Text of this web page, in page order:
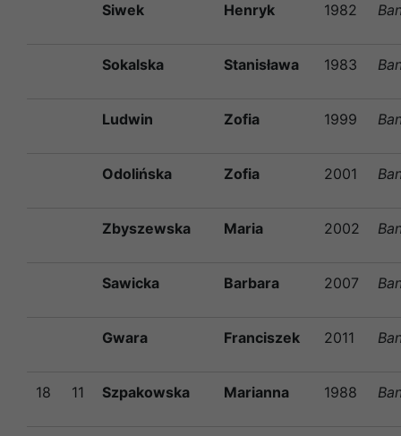
Siwek Henryk 1982
Sokalska Stanisława 1983
Ludwin Zofia 1999
Odolińska Zofia 2001
Zbyszewska Maria 2002
Sawicka Barbara 2007
Gwara Franciszek 2011
18 11 Szpakowska Marianna 1988